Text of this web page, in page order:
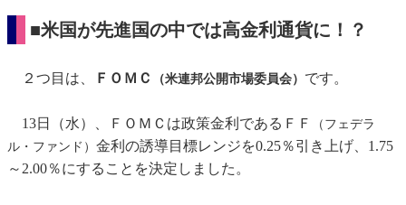
■米国が先進国の中では高金利通貨に！？
２つ目は、 ＦＯＭＣ （米連邦公開市場委員会） です。
13日（水）、ＦＯＭＣは政策金利であるＦＦ
（フェデラ
ル・ファンド） 金利の誘導目標レンジを0.25％引き上げ、1.75
～2.00％にすることを決定しました。